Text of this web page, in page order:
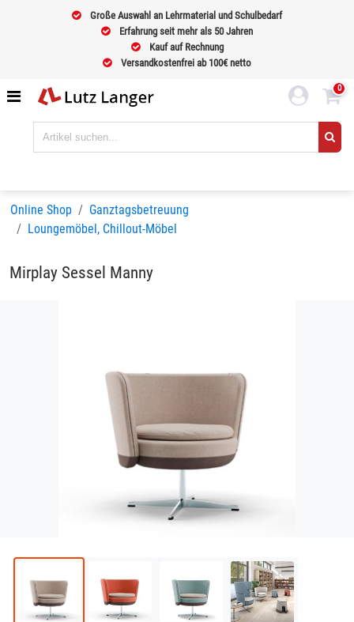
Große Auswahl an Lehrmaterial und Schulbedarf
Erfahrung seit mehr als 50 Jahren
Kauf auf Rechnung
Versandkostenfrei ab 100€ netto
0
Online Shop
Ganztagsbetreuung
Loungemöbel, Chillout-Möbel
Mirplay Sessel Manny